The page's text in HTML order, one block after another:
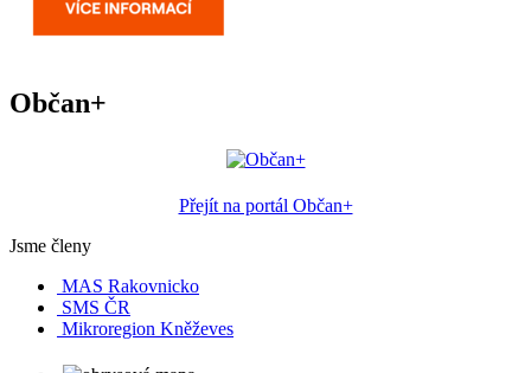
Občan+
Přejít na portál Občan+
Jsme členy
MAS Rakovnicko
SMS ČR
Mikroregion Kněževes